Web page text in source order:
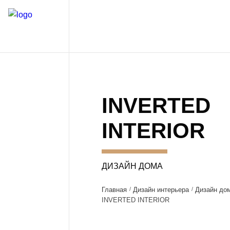
INVERTED
INTERIOR
ДИЗАЙН ДОМА
Главная Дизайн интерьера
Дизайн
INVERTED INTERIOR